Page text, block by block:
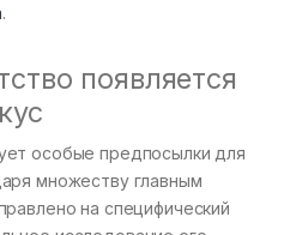
.
появляется
особые предпосылки для
множеству главным
на специфический